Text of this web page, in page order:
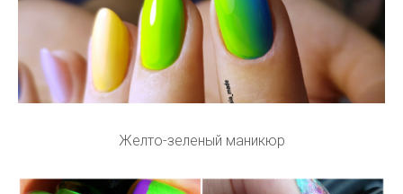
Желто-зеленый маникюр